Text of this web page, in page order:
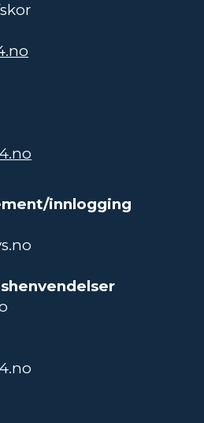
innlogging